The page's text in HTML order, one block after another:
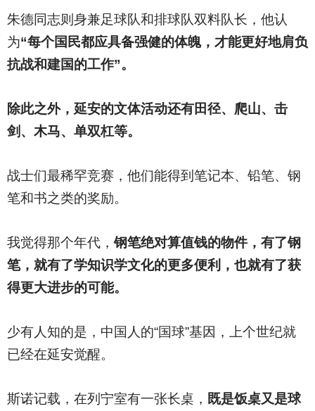
朱德同志则身兼足球队和排球队双料队长，他认
为“每个国民都应具备强健的体魄，才能更好地肩负
抗战和建国的工作”。
除此之外，延安的文体活动还有田径、爬山、击
剑、木马、单双杠等。
战士们最稀罕竞赛，他们能得到笔记本、铅笔、钢
笔和书之类的奖励。
我觉得那个年代，钢笔绝对算值钱的物件，有了钢
笔，就有了学知识学文化的更多便利，也就有了获
得更大进步的可能。
少有人知的是，中国人的“国球”基因，上个世纪就
已经在延安觉醒。
斯诺记载，在列宁室有一张长桌， 既是饭桌又是球